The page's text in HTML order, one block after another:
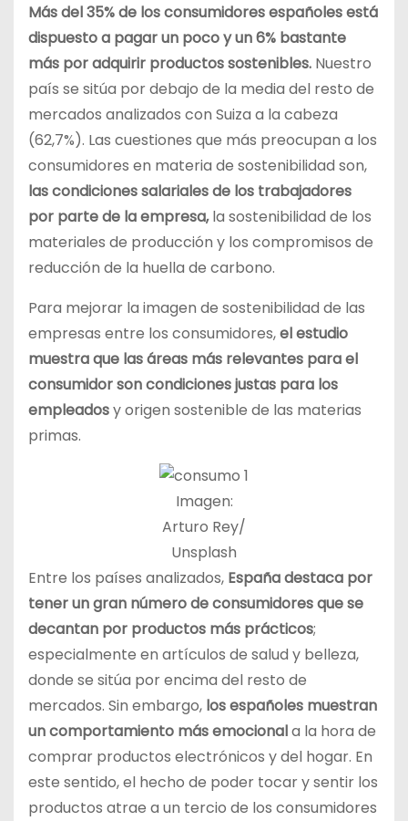
Más del 35% de los consumidores españoles está
dispuesto a pagar un poco y un 6% bastante
más por adquirir productos sostenibles. Nuestro
país se sitúa por debajo de la media del resto de
mercados analizados con Suiza a la cabeza
(62,7%). Las cuestiones que más preocupan a los
consumidores en materia de sostenibilidad son,
las condiciones salariales de los trabajadores
por parte de la empresa,la sostenibilidad de los
materiales de producción y los compromisos de
reducción de la huella de carbono.
Para mejorar la imagen de sostenibilidad de las
empresas entre los consumidores,el estudio
muestra que las áreas más relevantes para el
consumidor son condiciones justas para los
empleadosy origen sostenible de las materias
primas.
Imagen:
Arturo Rey/
Unsplash
Entre los países analizados, España destaca por
tener un gran número de consumidores que se
decantan por productos más prácticos;
especialmente en artículos de salud y belleza,
donde se sitúa por encima del resto de
mercados. Sin embargo, los españoles muestran
un comportamiento más emocionala la hora de
comprar productos electrónicos y del hogar. En
este sentido, el hecho de poder tocar y sentir los
productos atrae a un tercio de los consumidores